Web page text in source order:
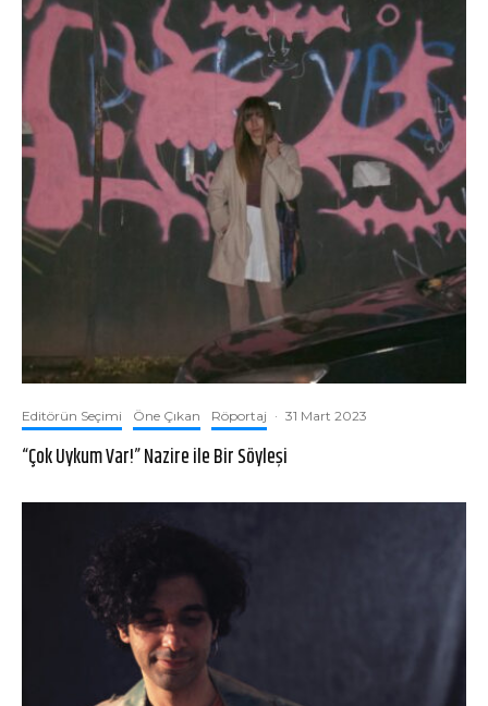
Editörün Seçimi Öne Çıkan Röportaj · 31 Mart 2023
“Çok Uykum Var!” Nazire ile Bir Söyleşi